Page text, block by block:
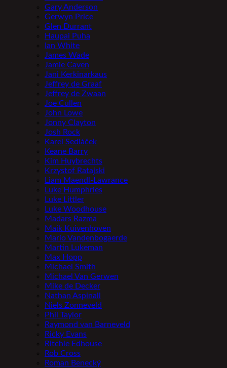
Gary Anderson
Gerwyn Price
Glen Durrant
Haupai Puha
Ian White
James Wade
Jamie Caven
Jani Kerkinarkaus
Jeffrey de Graaf
Jeffrey de Zwaan
Joe Cullen
John Lowe
Jonny Clayton
Josh Rock
Karel Sedláček
Keane Barry
Kim Huybrechts
Krzystof Ratajski
Liam Maendl-Lawrance
Luke Humphries
Luke Littler
Luke Woodhouse
Madars Razma
Maik Kuivenhoven
Mario Vandenbogaerde
Martin Lukeman
Max Hopp
Michael Smith
Michael Van Gerwen
Mike de Decker
Nathan Aspinall
Niels Zonneveld
Phil Taylor
Raymond van Barneveld
Ricky Evans
Ritchie Edhouse
Rob Cross
Roman Benecký